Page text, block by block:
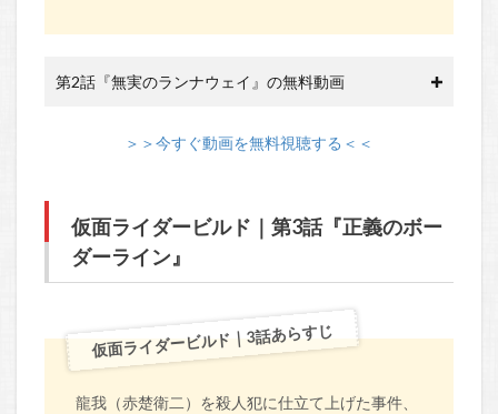
第2話『無実のランナウェイ』の無料動画
＞＞今すぐ動画を無料視聴する＜＜
仮面ライダービルド｜第3話『正義のボー
ダーライン』
仮面ライダービルド｜3話あらすじ
龍我（赤楚衛二）を殺人犯に仕立て上げた事件、